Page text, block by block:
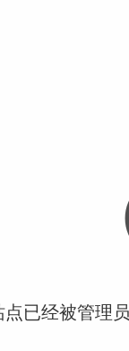
点已经被管理